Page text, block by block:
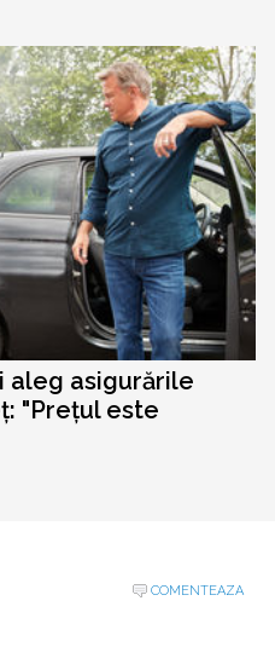
aleg asigurările
"Prețul este
COMENTEAZA